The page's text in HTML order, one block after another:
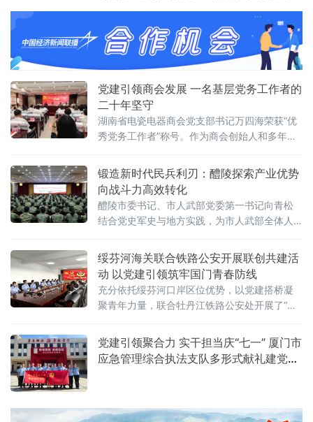
立105周年大会上的重要讲话精神。全体党员、
干部职工参加学习。会议指出，习近平总书记
在庆祝中国共产党成立105周年大会上的重要讲
话，全面回顾了中国共产党105年来团结带领中
国人民不懈奋斗的光辉历程和伟大成就，深刻
总结了中国共产
党建引领商会发展 一名基层党务工作者的
二十年坚守
湖南省电瓷电器商会党支部书记万四海荣获“优
秀党务工作者”称号。作为商会创始人和多年的
守，探索出一条以高质量党建赋能行业商会发
展的实践路径。万四海投身湖南省电瓷电器行
业商会工作已有二十年，先后担任醴陵电瓷电
器行业商会和湖南省电瓷电器行业商会会长共
十六年，担任执行会长四年。在长期
锻造新时代民兵利刃：醴陵探索产业优势
向战斗力高效转化
醴陵市委书记、市人武部党委第一书记向青松
结合党史军史与地方实践，为市人武部全体人
释了民兵队伍“因何而建、为谁而战、走向何
方”的时代命题，引发强烈共鸣。向青松指出，
中国民兵是中国共产党亲手缔造的人民武装力
量，其根脉深植于工农运动烽火，在革命战争
年
绥芬河海关联合铁路公安开展联创共建活
动 以党建引领筑牢国门青春防线
充分依托绥芬河口岸区位优势，以党建搭桥凝
聚青年力量，联合牡丹江铁路公安处开展了“迎
过实地研学、互学互鉴，进一步强化青年思想
引领，夯实国门一线思想根基。
党建引领聚合力 实干担当庆“七一” 厦门市
应急管理综合执法支队多形式献礼建党